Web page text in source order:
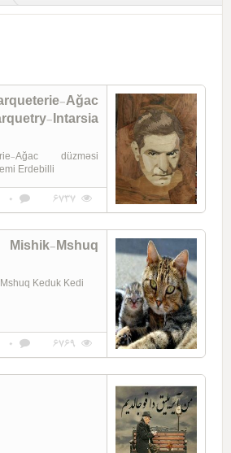
Ağac
Intarsia
Ağac düzməsi
Erdebilli
6737
0
Mshuq
Keduk Kedi
6769
0